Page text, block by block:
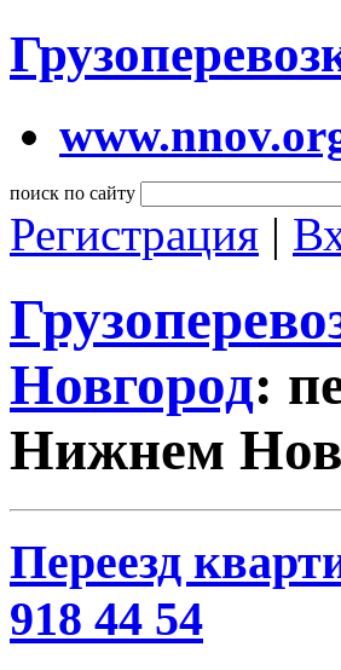
поиск по сайту
Регистрация |
Новгород:
Нижнем
Переезд
918 44 54